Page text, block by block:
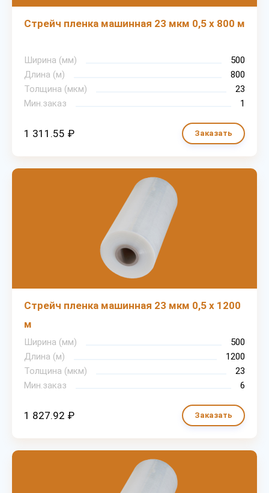
Стрейч пленка машинная 23 мкм 0,5 х 800 м
Ширина (мм)
500
Длина (м)
800
Толщина (мкм)
23
Мин.заказ
1
1 311.55 ₽ Заказать
Стрейч пленка машинная 23 мкм 0,5 х 1200
м
Ширина (мм)
500
Длина (м)
1200
Толщина (мкм)
23
Мин.заказ
6
1 827.92 ₽ Заказать